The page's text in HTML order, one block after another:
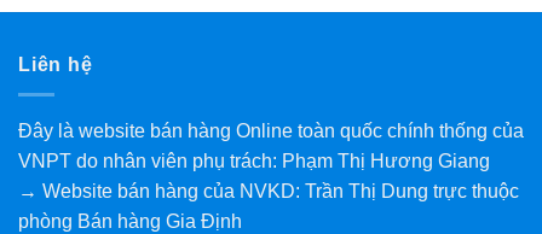
Liên hệ
Đây là website bán hàng Online toàn quốc chính thống của
VNPT do nhân viên phụ trách: Phạm Thị Hương Giang
→ Website bán hàng của NVKD: Trần Thị Dung trực thuộc
phòng Bán hàng Gia Định